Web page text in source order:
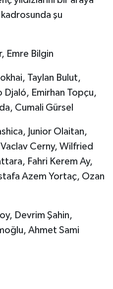
şu
Emre Bilgin
Taylan Bulut,
Djaló, Emirhan Topçu,
Cumali Gürsel
Junior Olaitan,
Cerny, Wilfried
Fahri Kerem Ay,
Azem Yortaç, Ozan
Devrim Şahin,
Ahmet Sami